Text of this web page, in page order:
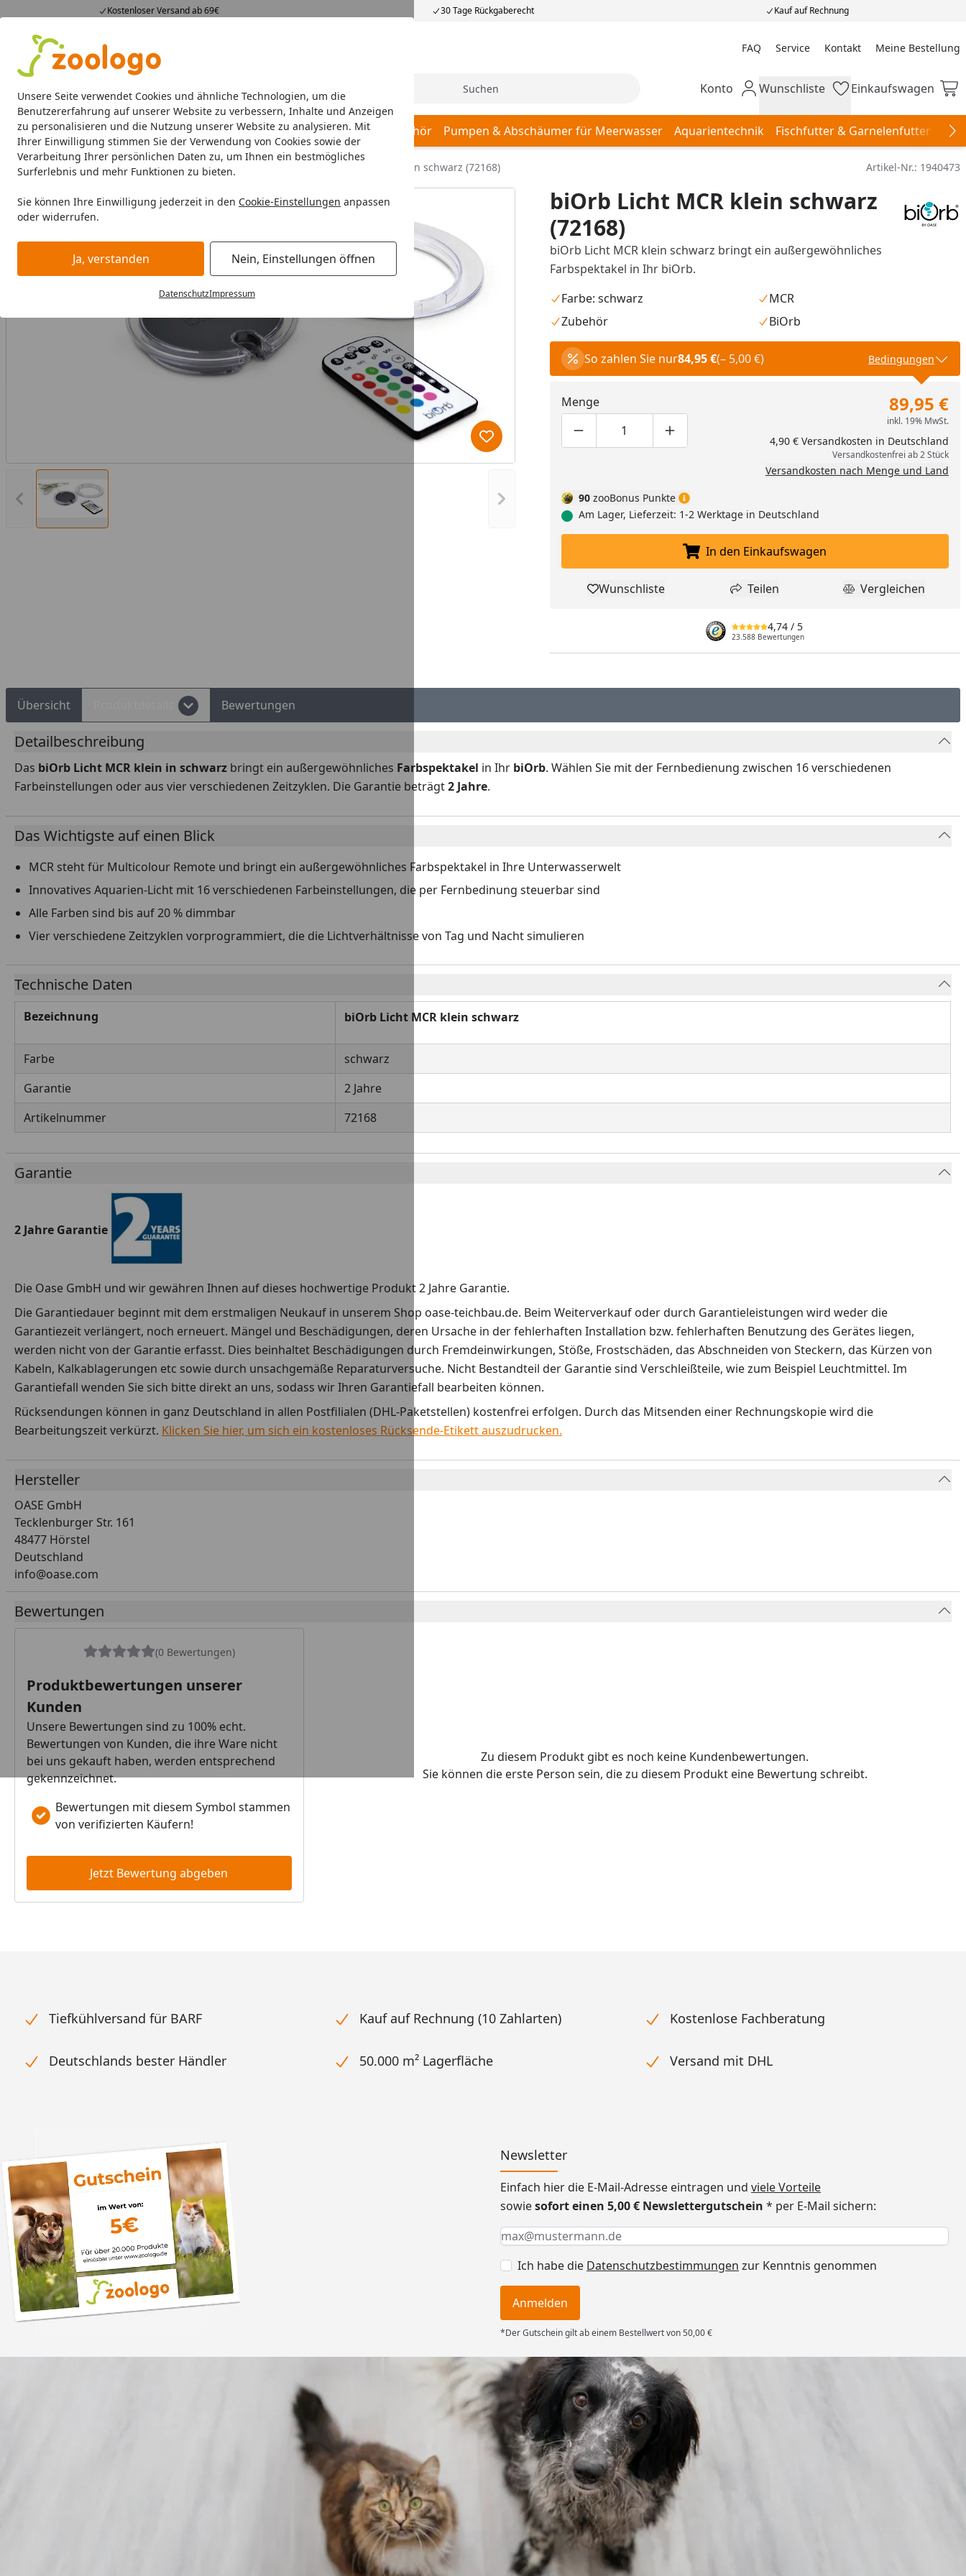
Unsere Seite verwendet Cookies und ähnliche Technologien, um die
Benutzererfahrung auf unserer Website zu verbessern, Inhalte und Anzeigen
zu personalisieren und die Nutzung unserer Website zu analysieren. Mit
Ihrer Einwilligung stimmen Sie der Verwendung von Cookies sowie der
Verarbeitung Ihrer persönlichen Daten zu, um Ihnen ein bestmögliches
Surferlebnis und mehr Funktionen zu bieten.
Sie können Ihre Einwilligung jederzeit in den Cookie-Einstellungen anpassen
oder widerrufen.
Ja, verstanden Nein, Einstellungen öffnen
DatenschutzImpressum
Kostenloser Versand ab 69€ 30 Tage Rückgaberecht Kauf auf Rechnung
4,74
23.588 Bewertungen FAQ Service Kontakt Meine Bestellung
Meine Bestellung
Alle Produkte
Alle Produkte Angebote Neuheiten Sommerhits Suche Mein Konto
Konto Wunschliste
Wunschliste Einkaufswagen
Einkaufswagen
Aquaristik Aquarien Beleuchtung Aquarienfilter, Pumpen & Zubehör Pumpen & Abschäumer für Meerwasser Aquarientechnik Fischfutter & Garnelenfutter
Startseite
Aquaristik Aquarieneinrichtung Aquariendekoration biOrb Licht MCR klein schwarz (72168) Artikel-Nr.: 1940473
Vorheriges Bild anzeigen Nächstes Bild anzeigen
Produkt zur Wunschliste hinzufügen
biOrb Licht MCR klein schwarz
(72168)
biOrb Licht MCR klein schwarz bringt ein außergewöhnliches
Farbspektakel in Ihr biOrb.
Farbe: schwarz
MCR
Zubehör
BiOrb
So zahlen Sie nur84,95 €(– 5,00 €) Bedingungen
Menge
Produktmenge um eins verringern
Produktmenge manuell eingeben
Produktmenge um eins erhöhen
89,95 €
inkl. 19% MwSt.
4,90 € Versandkosten in Deutschland
Versandkostenfrei ab 2 Stück
Versandkosten nach Menge und Land
90 zooBonus Punkte
Am Lager, Lieferzeit: 1-2 Werktage in Deutschland
In den Einkaufswagen legen
In den Einkaufswagen
Produkt zur Wunschliste hinzufügen
Wunschliste Teilen
Teilen Produkt
Vergleichen
4,74 / 5
23.588 Bewertungen
Übersicht Bewertungen
Detailbeschreibung
Das biOrb Licht MCR klein in schwarz bringt ein außergewöhnliches Farbspektakel in Ihr biOrb. Wählen Sie mit der Fernbedienung zwischen 16 verschiedenen
Farbeinstellungen oder aus vier verschiedenen Zeitzyklen. Die Garantie beträgt2 Jahre.
Das Wichtigste auf einen Blick
MCR steht für Multicolour Remote und bringt ein außergewöhnliches Farbspektakel in Ihre Unterwasserwelt
Innovatives Aquarien-Licht mit 16 verschiedenen Farbeinstellungen, die per Fernbedinung steuerbar sind
Alle Farben sind bis auf 20 % dimmbar
Vier verschiedene Zeitzyklen vorprogrammiert, die die Lichtverhältnisse von Tag und Nacht simulieren
Technische Daten
Bezeichnung biOrb Licht MCR klein schwarz
Farbe
schwarz
Garantie
2 Jahre
Artikelnummer
72168
Garantie
2 Jahre Garantie
Die Oase GmbH und wir gewähren Ihnen auf dieses hochwertige Produkt 2 Jahre Garantie.
Die Garantiedauer beginnt mit dem erstmaligen Neukauf in unserem Shop oase-teichbau.de. Beim Weiterverkauf oder durch Garantieleistungen wird weder die
Garantiezeit verlängert, noch erneuert. Mängel und Beschädigungen, deren Ursache in der fehlerhaften Installation bzw. fehlerhaften Benutzung des Gerätes liegen,
werden nicht von der Garantie erfasst. Dies beinhaltet Beschädigungen durch Fremdeinwirkungen, Stöße, Frostschäden, das Abschneiden von Steckern, das Kürzen von
Kabeln, Kalkablagerungen etc sowie durch unsachgemäße Reparaturversuche. Nicht Bestandteil der Garantie sind Verschleißteile, wie zum Beispiel Leuchtmittel. Im
Garantiefall wenden Sie sich bitte direkt an uns, sodass wir Ihren Garantiefall bearbeiten können.
Rücksendungen können in ganz Deutschland in allen Postfilialen (DHL-Paketstellen) kostenfrei erfolgen. Durch das Mitsenden einer Rechnungskopie wird die
Bearbeitungszeit verkürzt. Klicken Sie hier, um sich ein kostenloses Rücksende-Etikett auszudrucken.
Hersteller
OASE GmbH
Tecklenburger Str. 161
48477 Hörstel
Deutschland
info@oase.com
Bewertungen
(0 Bewertungen)
Produktbewertungen unserer
Kunden
Unsere Bewertungen sind zu 100% echt.
Bewertungen von Kunden, die ihre Ware nicht
bei uns gekauft haben, werden entsprechend
gekennzeichnet.
Bewertungen mit diesem Symbol stammen
von verifizierten Käufern!
Jetzt Bewertung abgeben
Zu diesem Produkt gibt es noch keine Kundenbewertungen.
Sie können die erste Person sein, die zu diesem Produkt eine Bewertung schreibt.
Tiefkühlversand für BARF Kauf auf Rechnung (10 Zahlarten) Kostenlose Fachberatung
Deutschlands bester Händler 50.000 m² Lagerfläche Versand mit DHL
Newsletter
Einfach hier die E-Mail-Adresse eintragen und viele Vorteile
sowiesofort einen 5,00 € Newslettergutschein * per E-Mail sichern:
Keine Eingabe erforderlich
Eingabe erforderlich
E-Mail *
Ich habe die Datenschutzbestimmungen zur Kenntnis genommen
Anmelden
*Der Gutschein gilt ab einem Bestellwert von 50,00 €
„Gute Erfahrung mit
Zoologo,schnelle Lieferung, alles
top“
31.07.2026
Versand
Akzeptierte Zahlungsarten